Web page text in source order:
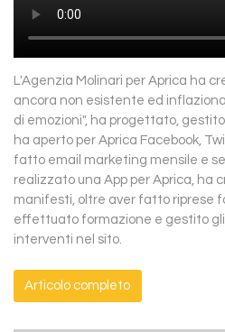
L'Agenzia Molinari per Aprica ha
ancora non esistente ed
di emozioni", ha progettato,
ha aperto per Aprica Facebook,
fatto email marketing mensile e
realizzato una App per Aprica, ha
manifesti, oltre aver fatto riprese
effettuato formazione e gestito gli
interventi nel sito.
Articolo completo